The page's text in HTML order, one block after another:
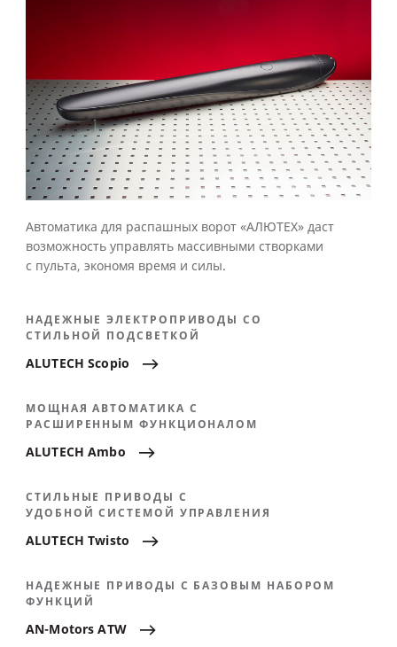
НАДЕЖНЫЕ ЭЛЕКТРОПРИВОДЫ СО
СТИЛЬНОЙ ПОДСВЕТКОЙ
ALUTECH Scopio
МОЩНАЯ АВТОМАТИКА С
РАСШИРЕННЫМ ФУНКЦИОНАЛОМ
ALUTECH Ambo
СТИЛЬНЫЕ ПРИВОДЫ С
УДОБНОЙ СИСТЕМОЙ УПРАВЛЕНИЯ
ALUTECH Twisto
НАДЕЖНЫЕ ПРИВОДЫ С БАЗОВЫМ НАБОРОМ
ФУНКЦИЙ
AN-Motors ATW
Автоматика для распашных ворот «АЛЮТЕХ» даст
возможность управлять массивными створками
с пульта, экономя время и силы.